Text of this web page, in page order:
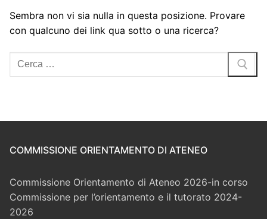
Sembra non vi sia nulla in questa posizione. Provare
con qualcuno dei link qua sotto o una ricerca?
Cerca:
COMMISSIONE ORIENTAMENTO DI ATENEO
Commissione Orientamento di Ateneo 2026-in corso
Commissione per l’orientamento e il tutorato 2024-
2026